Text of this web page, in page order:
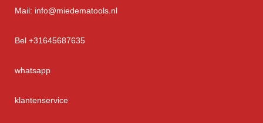
Mail: info@miedematools.nl
Bel +31645687635
whatsapp
klantenservice